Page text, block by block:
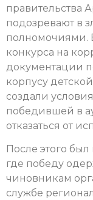
правительства
подозревают в
полномочиями.
конкурса на
документации
корпусу
создали
победившей в
отказаться от
После этого
где победу
чиновникам
службе